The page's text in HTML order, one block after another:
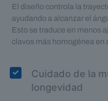
El diseño controla la
ayudando a alcanzar el
Esto se traduce en menos
clavos más homogénea en
Cuidado de la
longevidad